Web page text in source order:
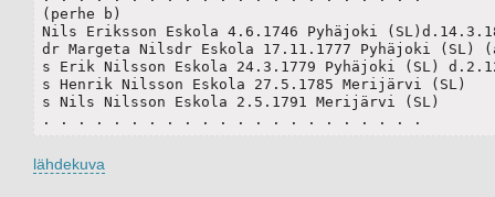
(perhe b)
Nils Eriksson Eskola 4.6.1746 Pyhäjoki
dr Margeta Nilsdr Eskola 17.11.1777 Pyhäjoki (SL)
s Erik Nilsson Eskola 24.3.1779 Pyhäjoki (SL)
s Henrik Nilsson Eskola 27.5.1785 Merijärvi (SL)
s Nils Nilsson Eskola 2.5.1791 Merijärvi (SL)
. . . . . . . . . . . . . . . . . . . . . .
lähdekuva